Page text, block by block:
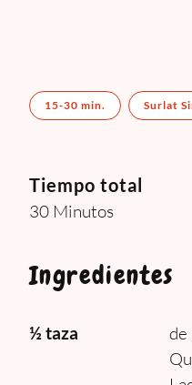
15-30 min. Surlat
Tiempo total
30 Minutos
Ingredientes
½ taza
de